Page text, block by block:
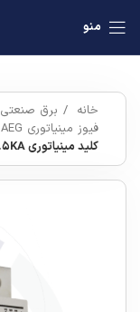
منو
خانه برق صنعتی
فیوز مینیاتوری AEG
کلید مینیاتوری ۴.۵KA سه فاز ۳۲ آمپر AEG